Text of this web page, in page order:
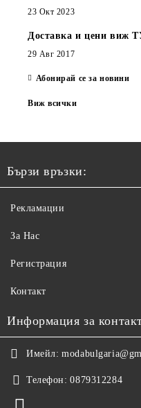
23 Окт 2023
Доставка и цени виж
29 Авг 2017
Абонирай се за новини
Виж всички
Бързи връзки:
Рекламации
За Нас
Регистрация
Контакт
Информация за
Имейл:
Телефон: 0879312284